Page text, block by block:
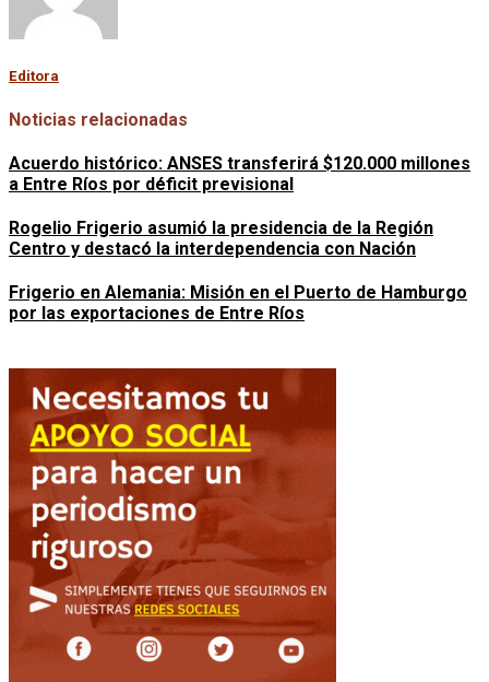
Editora
Noticias relacionadas
Acuerdo histórico: ANSES transferirá $120.000 millones
a Entre Ríos por déficit previsional
Rogelio Frigerio asumió la presidencia de la Región
Centro y destacó la interdependencia con Nación
Frigerio en Alemania: Misión en el Puerto de Hamburgo
por las exportaciones de Entre Ríos